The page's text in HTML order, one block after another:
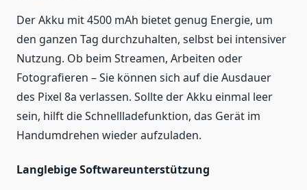
Der Akku mit 4500 mAh bietet genug Energie, um
den ganzen Tag durchzuhalten, selbst bei intensiver
Nutzung. Ob beim Streamen, Arbeiten oder
Fotografieren – Sie können sich auf die Ausdauer
des Pixel 8a verlassen. Sollte der Akku einmal leer
sein, hilft die Schnellladefunktion, das Gerät im
Handumdrehen wieder aufzuladen.
Langlebige Softwareunterstützung